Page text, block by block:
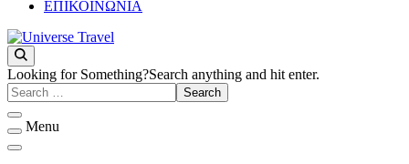
ΕΠΙΚΟΙΝΩΝΙΑ
Universe Travel
You will love the way you travel
Looking for Something?Search anything and hit enter.
Menu